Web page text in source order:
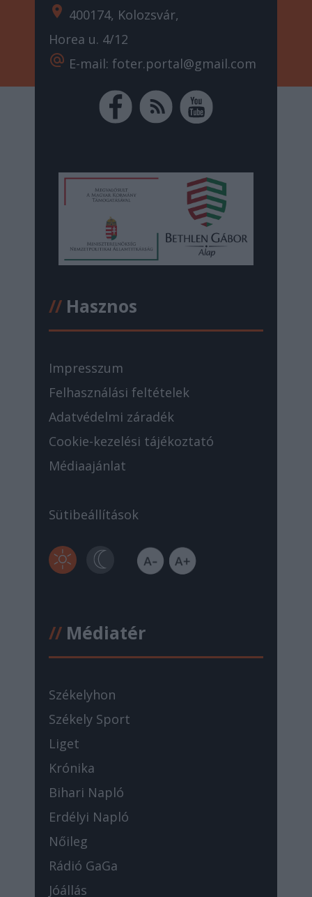
location_on 400174, Kolozsvár,
Horea u. 4/12
alternate_email E-mail: foter.portal@gmail.com
//Hasznos
Impresszum
Felhasználási feltételek
Adatvédelmi záradék
Cookie-kezelési tájékoztató
Médiaajánlat
Sütibeállítások
//Médiatér
Székelyhon
Székely Sport
Liget
Krónika
Bihari Napló
Erdélyi Napló
Nőileg
Rádió GaGa
Jóállás